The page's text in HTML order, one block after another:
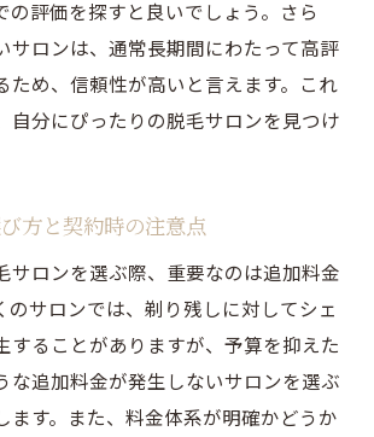
通えるサロンの特徴
ロを目指す岐阜県関市の脱毛サロン
ゼロの脱毛法を解説
クニックで剃り残しを防ぐ
アフターケアの重要性
で脱毛効果を最大化する方法
ゼロを実現するためのサロン選び
市での脱毛成功事例を学ぶ
の評価を探すと良いでしょう。さら
サロンは、通常長期間にわたって高評
ため、信頼性が高いと言えます。これ
自分にぴったりの脱毛サロンを見つけ
方と契約時の注意点
サロンを選ぶ際、重要なのは追加料金
のサロンでは、剃り残しに対してシェ
することがありますが、予算を抑えた
な追加料金が発生しないサロンを選ぶ
ます。また、料金体系が明確かどうか